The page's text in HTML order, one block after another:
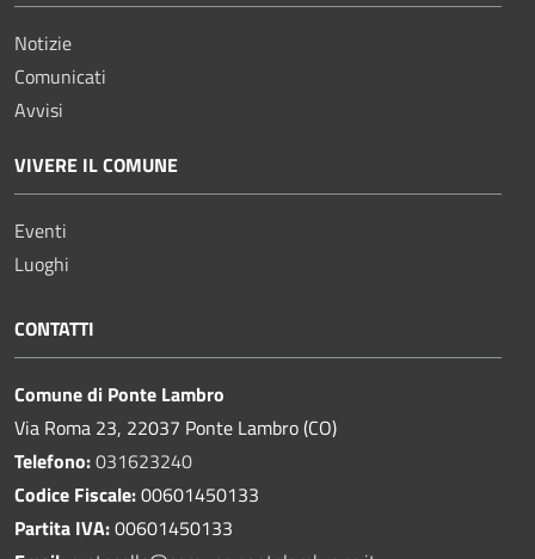
Notizie
Comunicati
Avvisi
VIVERE IL COMUNE
Eventi
Luoghi
CONTATTI
Comune di Ponte Lambro
Via Roma 23, 22037 Ponte Lambro (CO)
Telefono:031623240
Codice Fiscale:00601450133
Partita IVA:00601450133